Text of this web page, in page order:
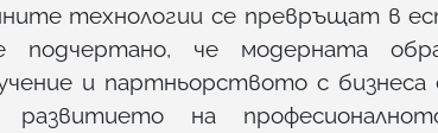
технологии се превръщат в
подчертано, че модерната
и партньорството с бизнеса
развитието на